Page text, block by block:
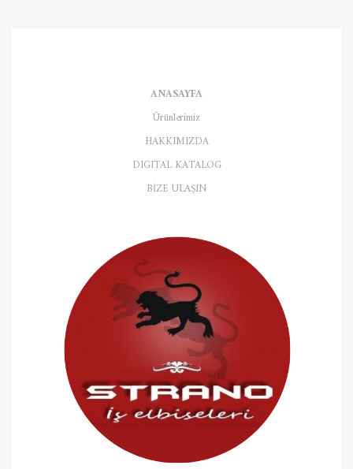
ANASAYFA
Ürünlerimiz
HAKKIMIZDA
DIGITAL KATALOG
BİZE ULAŞIN